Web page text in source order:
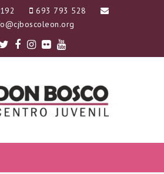
693 793 528
Twitter
Facebook
Instagram
FlickrYoutube